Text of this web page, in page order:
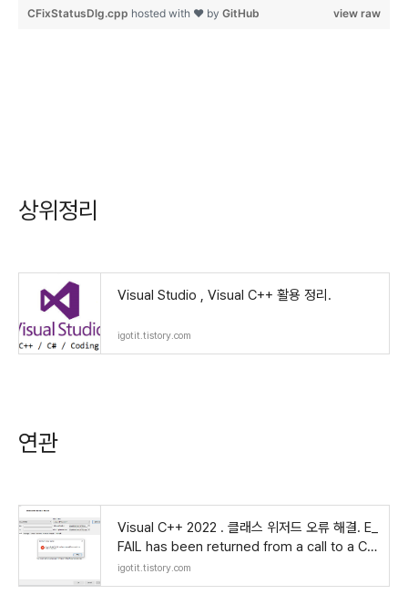
view raw
CFixStatusDlg.cpp hosted with ❤ by GitHub
상위정리
Visual Studio , Visual C++ 활용 정리.
igotit.tistory.com
연관
Visual C++ 2022 . 클래스 위저드 오류 해결. E_
FAIL has been returned from a call to a CO
M component
igotit.tistory.com